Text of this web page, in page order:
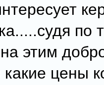
по
этим
цены